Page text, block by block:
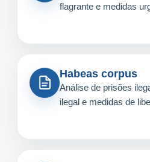
flagrante e medidas
Habeas corpus
Análise de prisões
ilegal e medidas de